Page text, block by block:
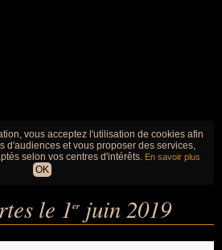
vous acceptez l'utilisation de cookies afin
d'audiences et vous proposer des services,
selon vos centres d'intérêts. En savoir plus
OK
le 1erjuin 2019